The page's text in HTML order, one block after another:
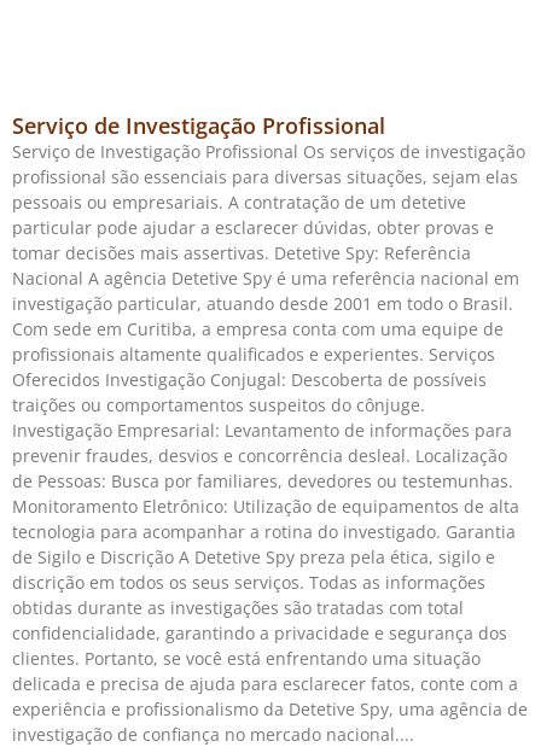
Serviço de Investigação Profissional
Serviço de Investigação Profissional Os serviços de investigação
profissional são essenciais para diversas situações, sejam elas
pessoais ou empresariais. A contratação de um detetive
particular pode ajudar a esclarecer dúvidas, obter provas e
tomar decisões mais assertivas. Detetive Spy: Referência
Nacional A agência Detetive Spy é uma referência nacional em
investigação particular, atuando desde 2001 em todo o Brasil.
Com sede em Curitiba, a empresa conta com uma equipe de
profissionais altamente qualificados e experientes. Serviços
Oferecidos Investigação Conjugal: Descoberta de possíveis
traições ou comportamentos suspeitos do cônjuge.
Investigação Empresarial: Levantamento de informações para
prevenir fraudes, desvios e concorrência desleal. Localização
de Pessoas: Busca por familiares, devedores ou testemunhas.
Monitoramento Eletrônico: Utilização de equipamentos de alta
tecnologia para acompanhar a rotina do investigado. Garantia
de Sigilo e Discrição A Detetive Spy preza pela ética, sigilo e
discrição em todos os seus serviços. Todas as informações
obtidas durante as investigações são tratadas com total
confidencialidade, garantindo a privacidade e segurança dos
clientes. Portanto, se você está enfrentando uma situação
delicada e precisa de ajuda para esclarecer fatos, conte com a
experiência e profissionalismo da Detetive Spy, uma agência de
investigação de confiança no mercado nacional.